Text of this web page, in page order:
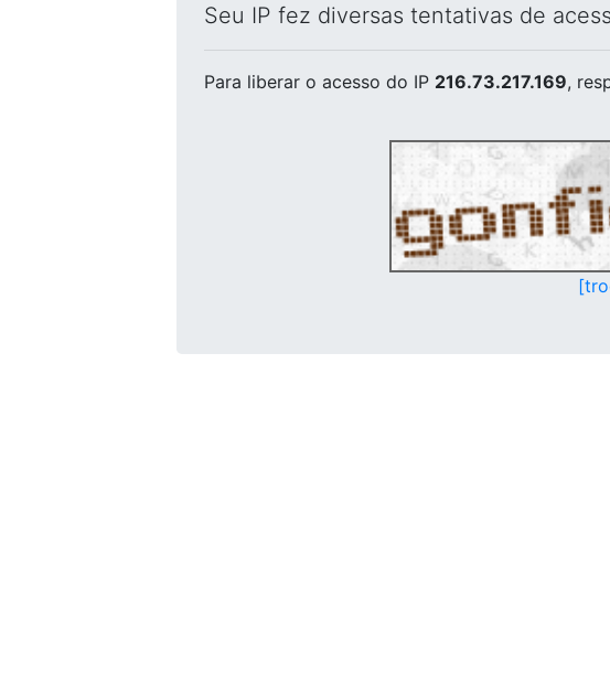
Seu IP fez diversas tentativas de
Para liberar o acesso do IP 216.73.217.169,